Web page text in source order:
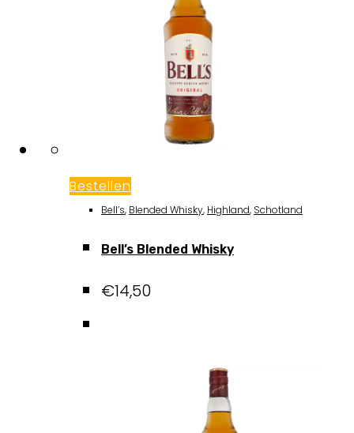
Bestellen
Bell’s, Blended Whisky, Highland, Schotland
Bell’s Blended Whisky
€14,50